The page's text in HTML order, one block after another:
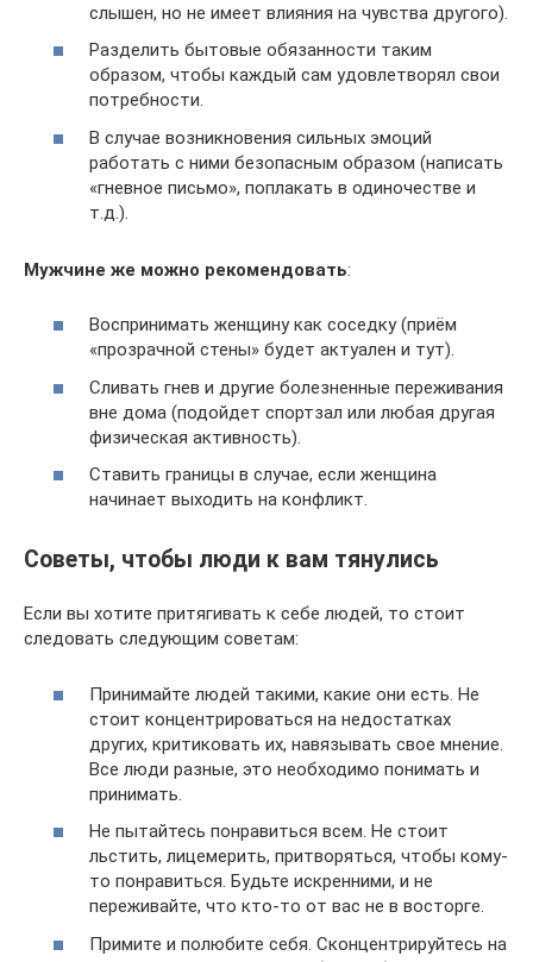
слышен, но не имеет влияния на чувства другого).
Разделить бытовые обязанности таким
образом, чтобы каждый сам удовлетворял свои
потребности.
В случае возникновения сильных эмоций
работать с ними безопасным образом (написать
«гневное письмо», поплакать в одиночестве и
т.д.).
Мужчине же можно рекомендовать:
Воспринимать женщину как соседку (приём
«прозрачной стены» будет актуален и тут).
Сливать гнев и другие болезненные переживания
вне дома (подойдет спортзал или любая другая
физическая активность).
Ставить границы в случае, если женщина
начинает выходить на конфликт.
Советы, чтобы люди к вам тянулись
Если вы хотите притягивать к себе людей, то стоит
следовать следующим советам:
Принимайте людей такими, какие они есть. Не
стоит концентрироваться на недостатках
других, критиковать их, навязывать свое мнение.
Все люди разные, это необходимо понимать и
принимать.
Не пытайтесь понравиться всем. Не стоит
льстить, лицемерить, притворяться, чтобы кому-
то понравиться. Будьте искренними, и не
переживайте, что кто-то от вас не в восторге.
Примите и полюбите себя. Сконцентрируйтесь на